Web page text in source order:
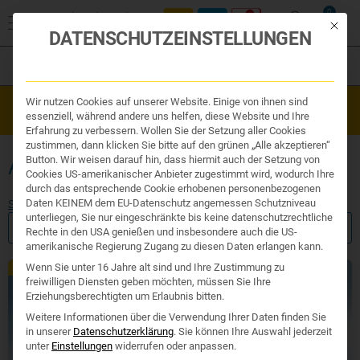
0
Organe & Organ Uhr
Traditionelle Medizin
Nahrungsergänzung
Kosmetik und Hygiene
Ihr Apotheker
Westend Online-Shop: Sicher, schnell und 24/7 für Sie da!
Gratisversand ab €50
ALLERGIE AUGEN
Start/ Produkte verschlagwortet mit „Allergie Augen“
FILTER ANZEIGEN
TCM TCM
Mit
DATENSCHUTZEINSTELLUNGEN
Wir nutzen Cookies auf unserer Website. Einige von ihnen sind
essenziell, während andere uns helfen, diese Website und Ihre
Erfahrung zu verbessern. Wollen Sie der Setzung aller Cookies
zustimmen, dann klicken Sie bitte auf den grünen „Alle akzeptieren“
Button. Wir weisen darauf hin, dass hiermit auch der Setzung von
Cookies US-amerikanischer Anbieter zugestimmt wird, wodurch Ihre
durch das entsprechende Cookie erhobenen personenbezogenen
Daten KEINEM dem EU-Datenschutz angemessen Schutzniveau
unterliegen, Sie nur eingeschränkte bis keine datenschutzrechtliche
Rechte in den USA genießen und insbesondere auch die US-
amerikanische Regierung Zugang zu diesen Daten erlangen kann.
Wenn Sie unter 16 Jahre alt sind und Ihre Zustimmung zu
freiwilligen Diensten geben möchten, müssen Sie Ihre
Erziehungsberechtigten um Erlaubnis bitten.
Weitere Informationen über die Verwendung Ihrer Daten finden Sie
in unserer Datenschutzerklärung. Sie können Ihre Auswahl jederzeit
unter Einstellungen widerrufen oder anpassen.